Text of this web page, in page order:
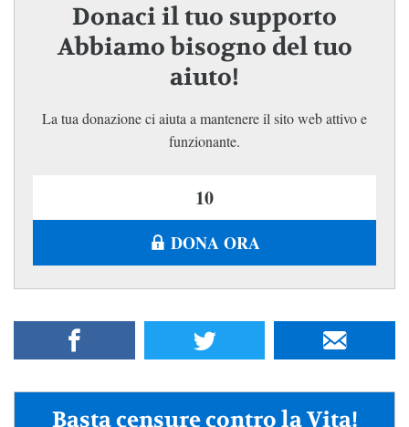
Donaci il tuo supporto
Abbiamo bisogno del tuo
aiuto!
La tua donazione ci aiuta a mantenere il sito web attivo e
funzionante.
DONA ORA
Basta censure contro la Vita!